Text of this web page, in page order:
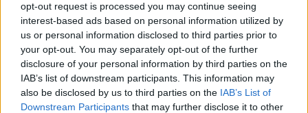
opt-out request is processed you may continue seeing
interest-based ads based on personal information utilized by
us or personal information disclosed to third parties prior to
your opt-out. You may separately opt-out of the further
disclosure of your personal information by third parties on the
IAB’s list of downstream participants. This information may
also be disclosed by us to third parties on the IAB’s List of
Downstream Participants that may further disclose it to other
FORMA-1 / 2024. JAN. 2.
Alonso az a versenyző, akiben a
tehetség, a munka és az ész
találkozik